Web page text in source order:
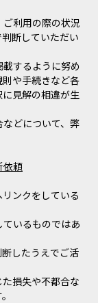
利用の際の状況
断していただい
するように努め
や手続きなど各
見解の相違が生
どについて、弊
依頼
ンクをしている
いるものではあ
したうえでご活
損失や不都合な